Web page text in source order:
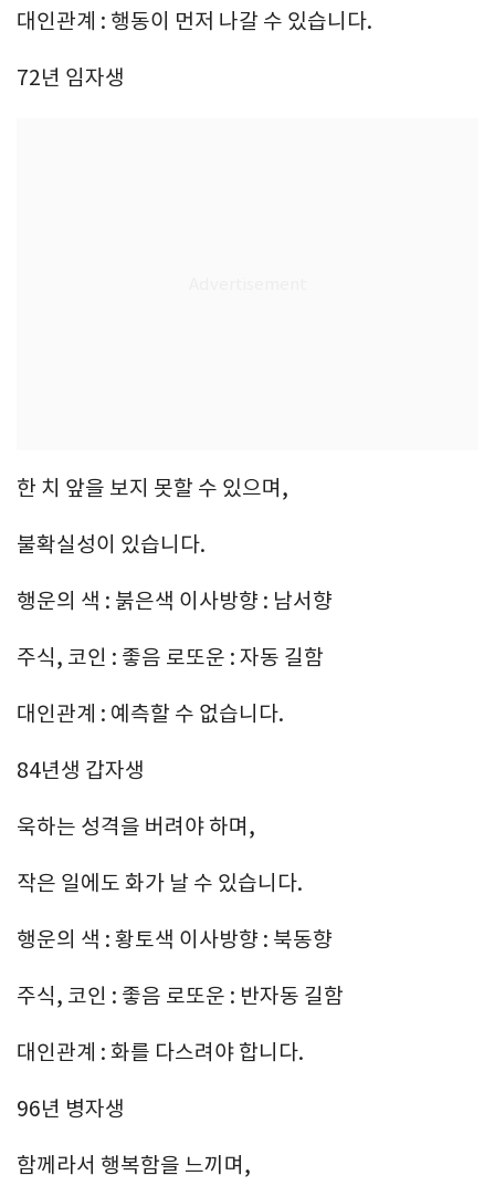
대인관계 : 행동이 먼저 나갈 수 있습니다.
72년 임자생
한 치 앞을 보지 못할 수 있으며,
불확실성이 있습니다.
행운의 색 : 붉은색 이사방향 : 남서향
주식, 코인 : 좋음 로또운 : 자동 길함
대인관계 : 예측할 수 없습니다.
84년생 갑자생
욱하는 성격을 버려야 하며,
작은 일에도 화가 날 수 있습니다.
행운의 색 : 황토색 이사방향 : 북동향
주식, 코인 : 좋음 로또운 : 반자동 길함
대인관계 : 화를 다스려야 합니다.
96년 병자생
함께라서 행복함을 느끼며,